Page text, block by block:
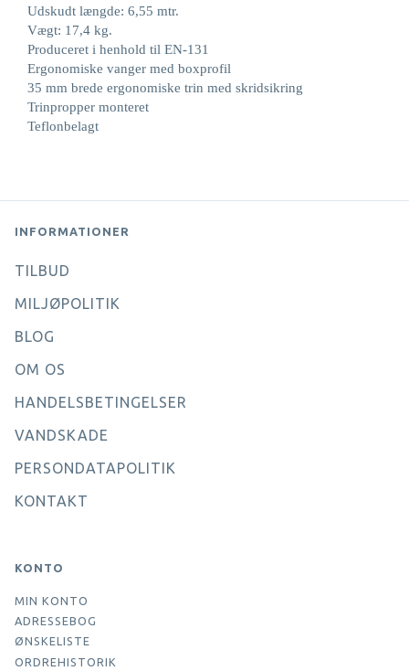
Udskudt længde: 6,55 mtr.
Vægt: 17,4 kg.
Produceret i henhold til EN-131
Ergonomiske vanger med boxprofil
35 mm brede ergonomiske trin med skridsikring
Trinpropper monteret
Teflonbelagt
INFORMATIONER
TILBUD
MILJØPOLITIK
BLOG
OM OS
HANDELSBETINGELSER
VANDSKADE
PERSONDATAPOLITIK
KONTAKT
KONTO
MIN KONTO
ADRESSEBOG
ØNSKELISTE
ORDREHISTORIK